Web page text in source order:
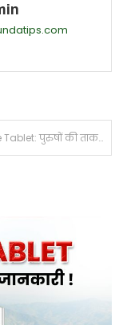
Horse Fire Tablet: पुरुषों की ताकत, स्टैमिना और आत्मविश्वास बढ़ाने का आयुर्वेदिक समाधान